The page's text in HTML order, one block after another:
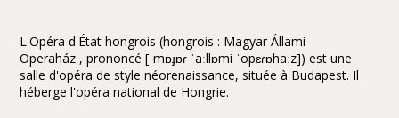
L'Opéra d'État hongrois (hongrois : Magyar Állami
Operaház , prononcé [ˈmɒɟɒɾ ˈaːllɒmi ˈopɛɾɒhaːz]) est une
salle d'opéra de style néorenaissance, située à Budapest. Il
héberge l'opéra national de Hongrie.